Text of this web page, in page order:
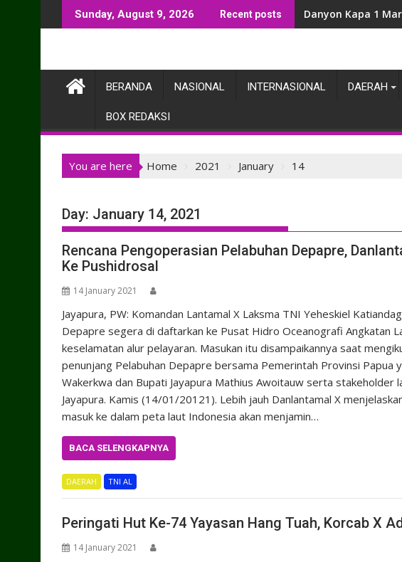
to
Sunday, August 9, 2026 Recent posts Danyon Kapa 1
BERANDA NASIONAL INTERNASIONAL DAERAH
BOX REDAKSI
You are here Home 2021 January 14
Day: January 14, 2021
Rencana Pengoperasian Pelabuhan Depapre,
Ke Pushidrosal
14 January 2021
Jayapura, PW: Komandan Lantamal X Laksma TNI Yeheskiel
Depapre segera di daftarkan ke Pusat Hidro Oceanografi Angkatan
keselamatan alur pelayaran. Masukan itu disampaikannya saat
penunjang Pelabuhan Depapre bersama Pemerintah Provinsi Papua
Wakerkwa dan Bupati Jayapura Mathius Awoitauw serta stakeholder
Jayapura. Kamis (14/01/20121). Lebih jauh Danlantamal X
masuk ke dalam peta laut Indonesia akan menjamin…
BACA SELENGKAPNYA
DAERAH TNI AL
Peringati Hut Ke-74 Yayasan Hang Tuah, Korcab X
14 January 2021